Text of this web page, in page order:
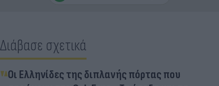
Διάβασε σχετικά
Οι Ελληνίδες της διπλανής πόρτας που